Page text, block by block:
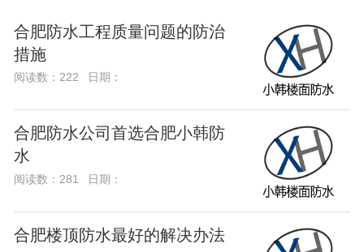
合肥防水工程质量问题的防治
措施
阅读数：222 日期：
合肥防水公司首选合肥小韩防
水
阅读数：281 日期：
合肥楼顶防水最好的解决办法